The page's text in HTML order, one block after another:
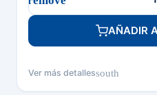
AÑADIR
Ver más detallessouth